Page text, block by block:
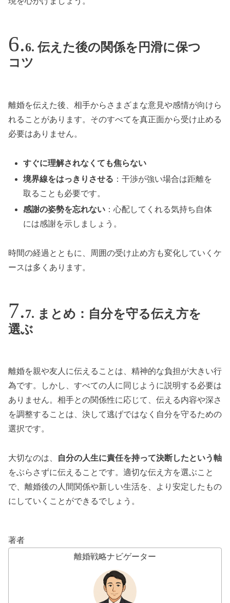
6. 伝えた後の関係を円滑に保つ
コツ
離婚を伝えた後、相手からさまざまな意見や感情が向けら
れることがあります。そのすべてを真正面から受け止める
必要はありません。
すぐに理解されなくても焦らない
境界線をはっきりさせる ：干渉が強い場合は距離を
取ることも必要です。
感謝の姿勢を忘れない ：心配してくれる気持ち自体
には感謝を示しましょう。
時間の経過とともに、周囲の受け止め方も変化していくケ
ースは多くあります。
7. まとめ：自分を守る伝え方を
選ぶ
離婚を親や友人に伝えることは、精神的な負担が大きい行
為です。しかし、すべての人に同じように説明する必要は
ありません。相手との関係性に応じて、伝える内容や深さ
を調整することは、決して逃げではなく自分を守るための
選択です。
大切なのは、
自分の人生に責任を持って決断したという軸
をぶらさずに伝えることです。適切な伝え方を選ぶこと
で、離婚後の人間関係や新しい生活を、より安定したもの
にしていくことができるでしょう。
著者
離婚戦略ナビゲーター